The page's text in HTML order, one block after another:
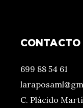
CONTACTO
699 88 54 61
C. Plácido